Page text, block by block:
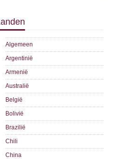
Algemeen
Argentinië
Armenië
Australië
België
Bolivië
Brazilië
Chili
China